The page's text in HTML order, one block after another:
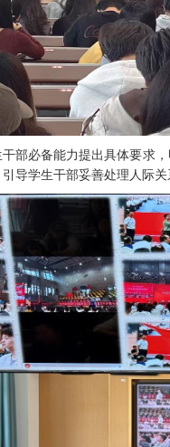
部必备能力提出具体要求
导学生干部妥善处理人际